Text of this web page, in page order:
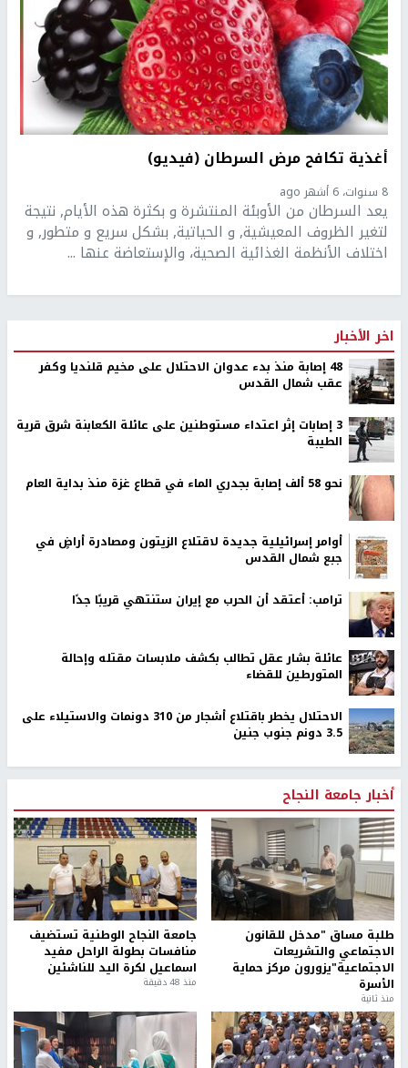
أغذية تكافح مرض السرطان (فيديو)
8 سنوات، 6 أشهر ago
يعد السرطان من الأوبئة المنتشرة و بكثرة هذه الأيام, نتيجة
لتغير الظروف المعيشية, و الحياتية, بشكل سريع و متطور, و
اختلاف الأنظمة الغذائية الصحية، والإستعاضة عنها ...
اخر الأخبار
48 إصابة منذ بدء عدوان الاحتلال على مخيم قلنديا وكفر
عقب شمال القدس
‏3 إصابات إثر اعتداء مستوطنين على عائلة الكعابنة شرق قرية
الطيبة
نحو 58 ألف إصابة بجدري الماء في قطاع غزة منذ بداية العام
أوامر إسرائيلية جديدة لاقتلاع الزيتون ومصادرة أراضٍ في
جبع شمال القدس
ترامب: أعتقد أن الحرب مع إيران ستنتهي قريبًا جدًا
عائلة بشار عقل تطالب بكشف ملابسات مقتله وإحالة
المتورطين للقضاء
الاحتلال يخطر باقتلاع أشجار من 310 دونمات والاستيلاء على
3.5 دونم جنوب جنين
أخبار جامعة النجاح
طلبة مساق "مدخل للقانون
الاجتماعي والتشريعات
الاجتماعية"يزورون مركز حماية
الأسرة
منذ ثانية
جامعة النجاح الوطنية تستضيف
منافسات بطولة الراحل مفيد
اسماعيل لكرة اليد للناشئين
منذ 48 دقيقة